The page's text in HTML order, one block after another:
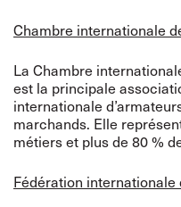
Chambre internationale
La Chambre
est la principale
internationale
marchands. Elle
métiers et plus de 80 %
Fédération